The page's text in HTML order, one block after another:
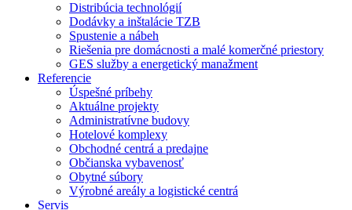
Distribúcia technológií
Dodávky a inštalácie TZB
Spustenie a nábeh
Riešenia pre domácnosti a malé komerčné priestory
GES služby a energetický manažment
Referencie
Úspešné príbehy
Aktuálne projekty
Administratívne budovy
Hotelové komplexy
Obchodné centrá a predajne
Občianska vybavenosť
Obytné súbory
Výrobné areály a logistické centrá
Servis